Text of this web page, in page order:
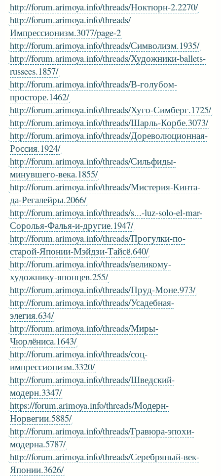
http://forum.arimoya.info/threads/Ноктюрн-2.2270/
http://forum.arimoya.info/threads/
Импрессионизм.3077/page-2
http://forum.arimoya.info/threads/Символизм.1935/
http://forum.arimoya.info/threads/Художники-ballets-
russees.1857/
http://forum.arimoya.info/threads/В-голубом-
просторе.1462/
http://forum.arimoya.info/threads/Хуго-Симберг.1725/
http://forum.arimoya.info/threads/Шарль-Корбе.3073/
http://forum.arimoya.info/threads/Дореволюционная-
Россия.1924/
http://forum.arimoya.info/threads/Сильфиды-
минувшего-века.1855/
http://forum.arimoya.info/threads/Мистерия-Кинта-
да-Регалейры.2066/
http://forum.arimoya.info/threads/s...-luz-solo-el-mar-
Соролья-Фалья-и-другие.1947/
http://forum.arimoya.info/threads/Прогулки-по-
старой-Японии-Мэйдзи-Тайсё.640/
http://forum.arimoya.info/threads/великому-
художнику-японцев.255/
http://forum.arimoya.info/threads/Пруд-Моне.973/
http://forum.arimoya.info/threads/Усадебная-
элегия.634/
http://forum.arimoya.info/threads/Миры-
Чюрлёниса.1643/
http://forum.arimoya.info/threads/соц-
импрессионизм.3320/
http://forum.arimoya.info/threads/Шведский-
модерн.3347/
https://forum.arimoya.info/threads/Модерн-
Норвегии.5885/
http://forum.arimoya.info/threads/Гравюра-эпохи-
модерна.5787/
http://forum.arimoya.info/threads/Серебряный-век-
Японии.3626/